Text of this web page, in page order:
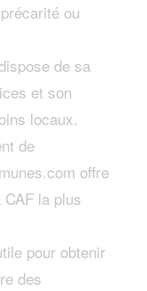
ou
de sa
et son
locaux.
de
offre
la plus
pour obtenir
des